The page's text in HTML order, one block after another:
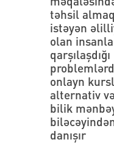
təhsil almaq
istəyən
olan
qarşılaşdığı
onlayn
alternativ
bilik
danışır